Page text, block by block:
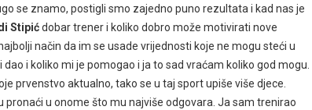
se znamo, postigli smo zajedno puno rezultata i kad nas je
Stipićdobar trener i koliko dobro može motivirati nove
način da im se usade vrijednosti koje ne mogu steći u
i koliko mi je pomogao i ja to sad vraćam koliko god mogu.
prvenstvo aktualno, tako se u taj sport upiše više djece.
pronaći u onome što mu najviše odgovara. Ja sam trenirao